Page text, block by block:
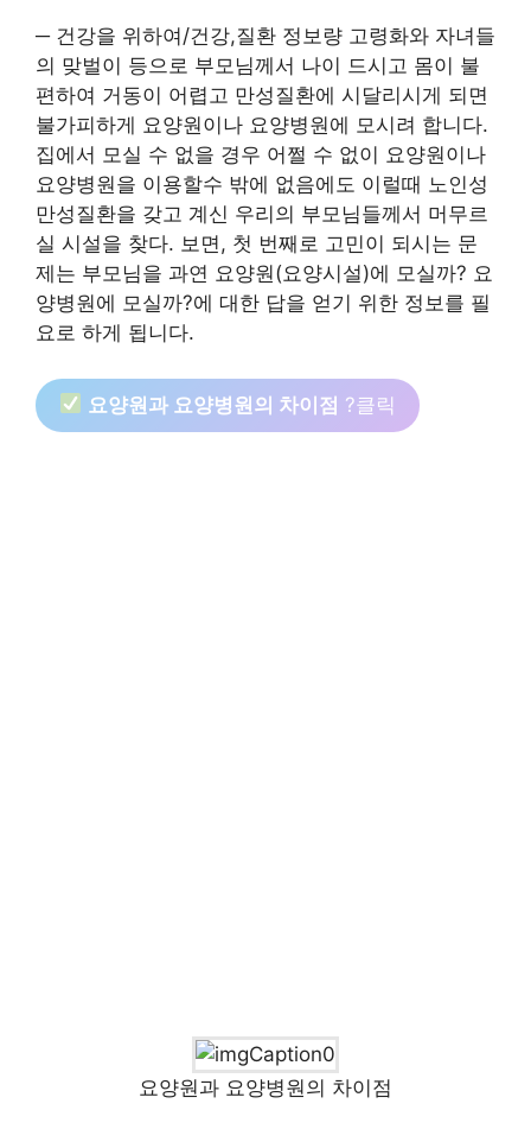
─ 건강을 위하여/건강,질환 정보량 고령화와 자녀들
의 맞벌이 등으로 부모님께서 나이 드시고 몸이 불
편하여 거동이 어렵고 만성질환에 시달리시게 되면
불가피하게 요양원이나 요양병원에 모시려 합니다.
집에서 모실 수 없을 경우 어쩔 수 없이 요양원이나
요양병원을 이용할수 밖에 없음에도 이럴때 노인성
만성질환을 갖고 계신 우리의 부모님들께서 머무르
실 시설을 찾다. 보면, 첫 번째로 고민이 되시는 문
제는 부모님을 과연 요양원(요양시설)에 모실까? 요
양병원에 모실까?에 대한 답을 얻기 위한 정보를 필
요로 하게 됩니다.
요양원과 요양병원의 차이점 ?클릭
요양원과 요양병원의 차이점